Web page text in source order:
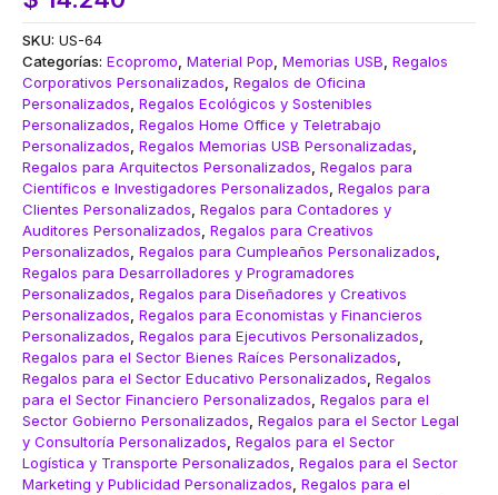
SKU: US-64
Categorías: Ecopromo, Material Pop, Memorias USB, Regalos
Corporativos Personalizados, Regalos de Oficina
Personalizados, Regalos Ecológicos y Sostenibles
Personalizados, Regalos Home Office y Teletrabajo
Personalizados, Regalos Memorias USB Personalizadas,
Regalos para Arquitectos Personalizados, Regalos para
Científicos e Investigadores Personalizados, Regalos para
Clientes Personalizados, Regalos para Contadores y
Auditores Personalizados, Regalos para Creativos
Personalizados, Regalos para Cumpleaños Personalizados,
Regalos para Desarrolladores y Programadores
Personalizados, Regalos para Diseñadores y Creativos
Personalizados, Regalos para Economistas y Financieros
Personalizados, Regalos para Ejecutivos Personalizados,
Regalos para el Sector Bienes Raíces Personalizados,
Regalos para el Sector Educativo Personalizados, Regalos
para el Sector Financiero Personalizados, Regalos para el
Sector Gobierno Personalizados, Regalos para el Sector Legal
y Consultoría Personalizados, Regalos para el Sector
Logística y Transporte Personalizados, Regalos para el Sector
Marketing y Publicidad Personalizados, Regalos para el